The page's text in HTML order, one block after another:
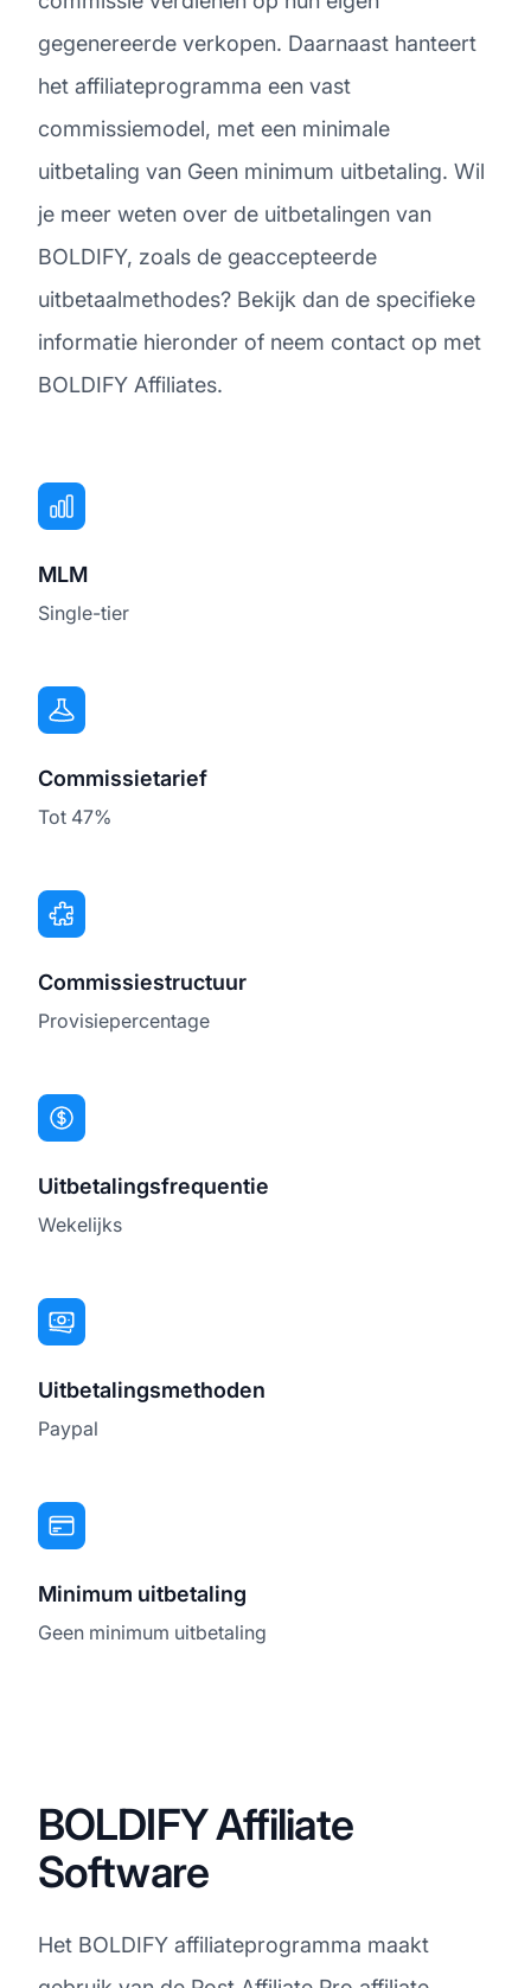
gegenereerde verkopen. Daarnaast hanteert
het affiliateprogramma een vast
commissiemodel, met een minimale
uitbetaling van Geen minimum uitbetaling. Wil
je meer weten over de uitbetalingen van
BOLDIFY, zoals de geaccepteerde
uitbetaalmethodes? Bekijk dan de specifieke
informatie hieronder of neem contact op met
BOLDIFY Affiliates.
MLM
Single-tier
Commissietarief
Tot 47%
Commissiestructuur
Provisiepercentage
Uitbetalingsfrequentie
Wekelijks
Uitbetalingsmethoden
Paypal
Minimum uitbetaling
Geen minimum uitbetaling
BOLDIFY Affiliate
Software
Het BOLDIFY affiliateprogramma maakt